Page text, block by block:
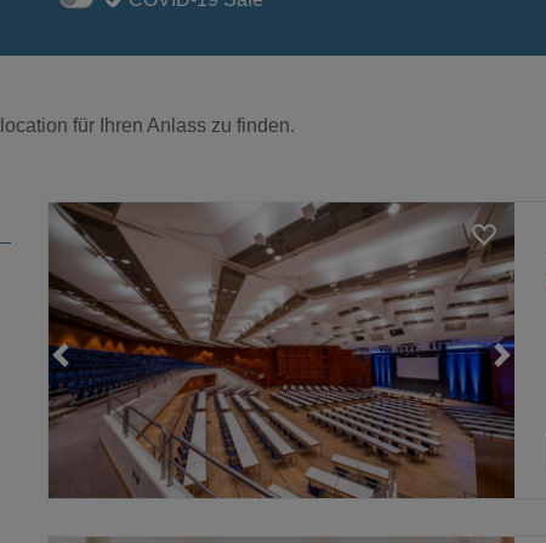
für Ihren Anlass zu finden.
Loading...